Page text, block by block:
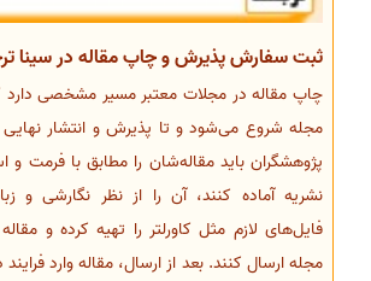
ثبت سفارش پذیرش و چاپ مقاله در سینا
چاپ مقاله در مجلات معتبر مسیر مشخصی دارد
مجله شروع می‌شود و تا پذیرش و انتشار نهایی
پژوهشگران باید مقاله‌شان را مطابق با فرمت و
نشریه آماده کنند، آن را از نظر نگارشی و
فایل‌های لازم مثل کاورلتر را تهیه کرده و
مجله ارسال کنند. بعد از ارسال، مقاله وارد